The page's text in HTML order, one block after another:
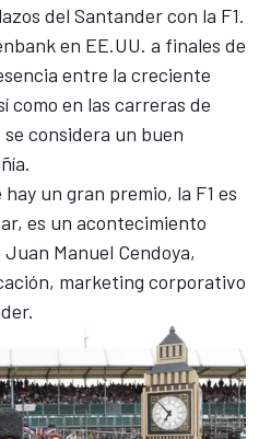
del Santander con la F1.
en EE.UU. a finales de
entre la creciente
como en las carreras de
se considera un buen
un gran premio, la F1 es
es un acontecimiento
Manuel Cendoya,
marketing corporativo